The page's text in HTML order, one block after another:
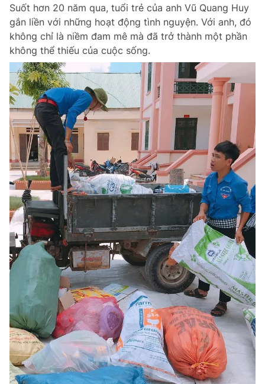
Suốt hơn 20 năm qua, tuổi trẻ của anh Vũ Quang Huy
gắn liền với những hoạt động tình nguyện. Với anh, đó
không chỉ là niềm đam mê mà đã trở thành một phần
không thể thiếu của cuộc sống.